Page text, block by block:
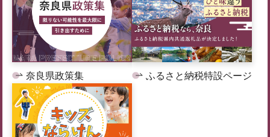
奈良県政策集 ふるさと納税特設ページ